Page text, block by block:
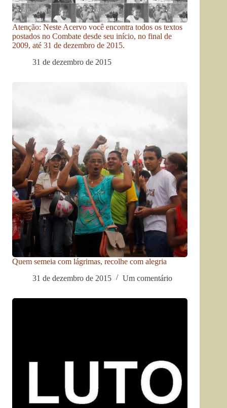
Atenção: Neste Acervo você encontra todos os textos
postados no Combate desde seu início, no final de
2009, até 31 de dezembro de 2015.
31 de dezembro de 2015
Quem semeia com lágrimas, recolhe com alegria
31 de dezembro de 2015
Um comentário